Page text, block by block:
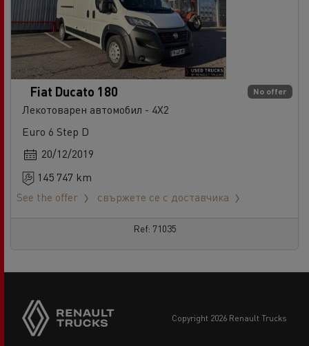
No offer
Fiat Ducato 180
Лекотоварен автомобил - 4X2
Euro 6 Step D
20/12/2019
145 747 km
See the offer
свържете се с доставчика
Ref: 71035
copyright 2026 Renault Trucks